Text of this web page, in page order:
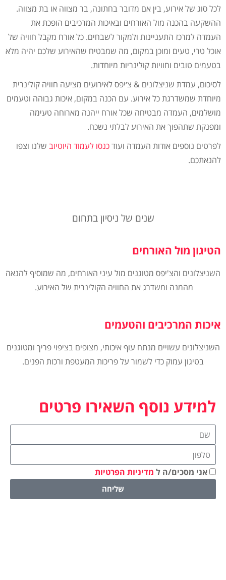
לכל סוג של אירוע, בין אם מדובר בחתונה, בר מצווה או בת מצווה.
ההשקעה בהכנה מול האורחים ובאיכות המרכיבים הופכת את
העמדה למרכז התעניינות ולמקור לשבחים. כל אורח מקבל חוויה של
אוכל טרי, טעים ומוכן במקום, מה שמבטיח שהאירוע שלכם יהיה מלא
בטעמים טובים וחוויות קולינריות מיוחדות.
לסיכום, עמדת שניצלונים & צ׳יפס לאירועים מציעה חוויה קולינרית
מיוחדת שמשדרגת כל אירוע. עם הכנה במקום, איכות גבוהה וטעמים
מושלמים, העמדה מבטיחה שכל אורח ייהנה מארוחה טעימה
ומפנקת שתהפוך את האירוע לבלתי נשכח.
לפרטים נוספים אודות העמדה ועודכנסו לעמוד היוטיוב שלנו וצפו
להנאתכם.
שנים של ניסיון בתחום
הטיגון מול האורחים
השניצלונים והצ'יפס מטוגנים מול עיני האורחים, מה שמוסיף להנאה
מהמנה ומשדרג את החוויה הקולינרית של האירוע.
איכות המרכיבים והטעמים
השניצלונים עשויים מנתח עוף איכותי, מצופים בציפוי פריך ומטוגנים
בטיגון עמוק כדי לשמור על פריכות המעטפת ורכות הפנים.
למידע נוסף השאירו פרטים
אני מסכים/ה ל מדיניות הפרטיות
שליחה